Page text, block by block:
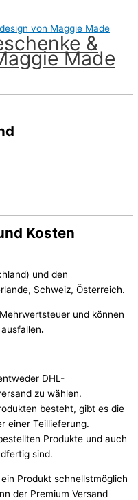
&
Made
Kosten
und den
Schweiz, Österreich.
und können
.
DHL-
zu wählen.
besteht, gibt es die
einer Teillieferung.
Produkte und auch
sind.
Produkt schnellstmöglich
der Premium Versand